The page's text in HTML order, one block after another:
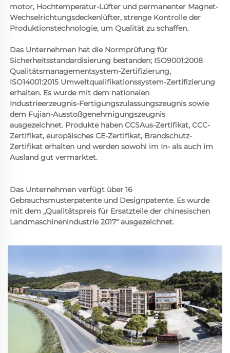
motor, Hochtemperatur-Lüfter und permanenter Magnet-
Wechselrichtungsdeckenlüfter, strenge Kontrolle der
Produktionstechnologie, um Qualität zu schaffen.
Das Unternehmen hat die Normprüfung für
Sicherheitsstandardisierung bestanden; ISO9001:2008
Qualitätsmanagementsystem-Zertifizierung,
ISO14001:2015 Umweltqualifikationssystem-Zertifizierung
erhalten. Es wurde mit dem nationalen
Industrieerzeugnis-Fertigungszulassungszeugnis sowie
dem Fujian-Ausstoßgenehmigungszeugnis
ausgezeichnet. Produkte haben CCSAus-Zertifikat, CCC-
Zertifikat, europäisches CE-Zertifikat, Brandschutz-
Zertifikat erhalten und werden sowohl im In- als auch im
Ausland gut vermarktet.
Das Unternehmen verfügt über 16
Gebrauchsmusterpatente und Designpatente. Es wurde
mit dem „Qualitätspreis für Ersatzteile der chinesischen
Landmaschinenindustrie 2017“ ausgezeichnet.